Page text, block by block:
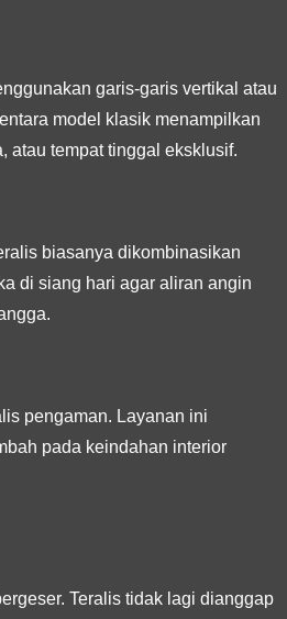
garis-garis vertikal atau
model klasik menampilkan
atau tempat tinggal eksklusif.
biasanya dikombinasikan
di siang hari agar aliran angin
pengaman. Layanan ini
pada keindahan interior
Teralis tidak lagi dianggap